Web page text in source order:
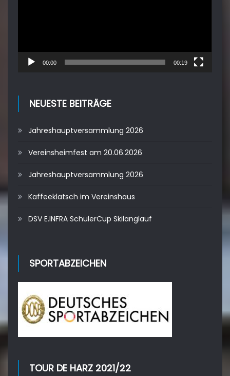
00:00 00:19
NEUESTE BEITRÄGE
Jahreshauptversammlung 2026
Vereinsheimfest am 20.06.2026
Jahreshauptversammlung 2026
Kaffeeklatsch im Vereinshaus
DSV E.INFRA SchülerCup Skilanglauf
SPORTABZEICHEN
TOUR DE HARZ 2021/22